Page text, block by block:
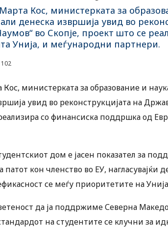
Кос, министерката за
денеска извршија увид во
во Скопје, проект што се
Унија, и меѓународни партнери.
102
министерката за образование и
увид во реконструкцијата на
со финансиска поддршка од
дом е јасен показател за
кон членство во ЕУ, нагласувајќи
се меѓу приоритетите на
да ја поддржиме Северна
на студентите се клучни за